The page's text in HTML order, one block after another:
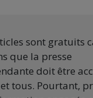
sont gratuits
que la presse
doit être
tous. Pourtant,